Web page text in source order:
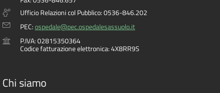
Ufficio Relazioni col Pubblico: 0536-846.202
PEC:ospedale@pec.ospedalesassuolo.it
P.IVA: 02815350364
Codice fatturazione elettronica: 4X8RR9S
Chi siamo